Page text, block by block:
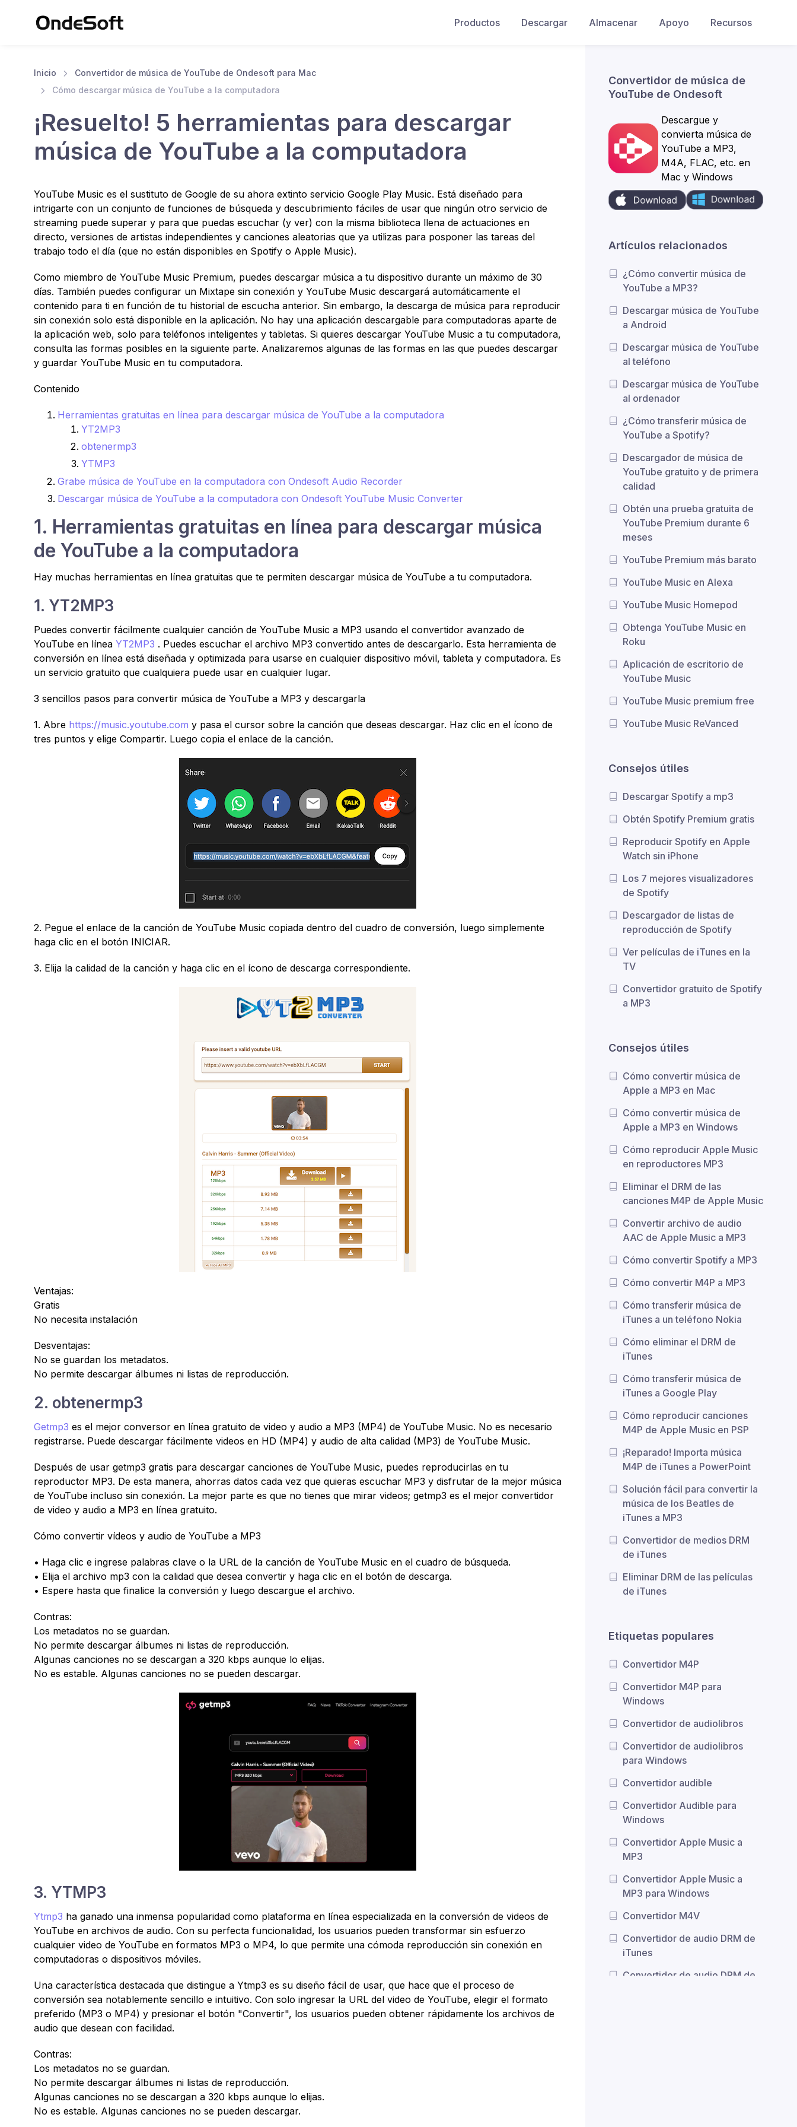
Productos Descargar Almacenar Apoyo Recursos
Inicio
Convertidor de música de YouTube de Ondesoft para Mac
Cómo descargar música de YouTube a la computadora
¡Resuelto! 5 herramientas para descargar
música de YouTube a la computadora
YouTube Music es el sustituto de Google de su ahora extinto servicio Google Play Music. Está diseñado para
intrigarte con un conjunto de funciones de búsqueda y descubrimiento fáciles de usar que ningún otro servicio de
streaming puede superar y para que puedas escuchar (y ver) con la misma biblioteca llena de actuaciones en
directo, versiones de artistas independientes y canciones aleatorias que ya utilizas para posponer las tareas del
trabajo todo el día (que no están disponibles en Spotify o Apple Music).
Como miembro de YouTube Music Premium, puedes descargar música a tu dispositivo durante un máximo de 30
días. También puedes configurar un Mixtape sin conexión y YouTube Music descargará automáticamente el
contenido para ti en función de tu historial de escucha anterior. Sin embargo, la descarga de música para reproducir
sin conexión solo está disponible en la aplicación. No hay una aplicación descargable para computadoras aparte de
la aplicación web, solo para teléfonos inteligentes y tabletas. Si quieres descargar YouTube Music a tu computadora,
consulta las formas posibles en la siguiente parte. Analizaremos algunas de las formas en las que puedes descargar
y guardar YouTube Music en tu computadora.
Contenido
Herramientas gratuitas en línea para descargar música de YouTube a la computadora
YT2MP3
obtenermp3
YTMP3
Grabe música de YouTube en la computadora con Ondesoft Audio Recorder
Descargar música de YouTube a la computadora con Ondesoft YouTube Music Converter
1. Herramientas gratuitas en línea para descargar música
de YouTube a la computadora
Hay muchas herramientas en línea gratuitas que te permiten descargar música de YouTube a tu computadora.
1. YT2MP3
Puedes convertir fácilmente cualquier canción de YouTube Music a MP3 usando el convertidor avanzado de
YouTube en línea YT2MP3 . Puedes escuchar el archivo MP3 convertido antes de descargarlo. Esta herramienta de
conversión en línea está diseñada y optimizada para usarse en cualquier dispositivo móvil, tableta y computadora. Es
un servicio gratuito que cualquiera puede usar en cualquier lugar.
3 sencillos pasos para convertir música de YouTube a MP3 y descargarla
1. Abre https://music.youtube.com y pasa el cursor sobre la canción que deseas descargar. Haz clic en el ícono de
tres puntos y elige Compartir. Luego copia el enlace de la canción.
2. Pegue el enlace de la canción de YouTube Music copiada dentro del cuadro de conversión, luego simplemente
haga clic en el botón INICIAR.
3. Elija la calidad de la canción y haga clic en el ícono de descarga correspondiente.
Ventajas:
Gratis
No necesita instalación
Desventajas:
No se guardan los metadatos.
No permite descargar álbumes ni listas de reproducción.
2. obtenermp3
Getmp3 es el mejor conversor en línea gratuito de video y audio a MP3 (MP4) de YouTube Music. No es necesario
registrarse. Puede descargar fácilmente videos en HD (MP4) y audio de alta calidad (MP3) de YouTube Music.
Después de usar getmp3 gratis para descargar canciones de YouTube Music, puedes reproducirlas en tu
reproductor MP3. De esta manera, ahorras datos cada vez que quieras escuchar MP3 y disfrutar de la mejor música
de YouTube incluso sin conexión. La mejor parte es que no tienes que mirar videos; getmp3 es el mejor convertidor
de video y audio a MP3 en línea gratuito.
Cómo convertir vídeos y audio de YouTube a MP3
• Haga clic e ingrese palabras clave o la URL de la canción de YouTube Music en el cuadro de búsqueda.
• Elija el archivo mp3 con la calidad que desea convertir y haga clic en el botón de descarga.
• Espere hasta que finalice la conversión y luego descargue el archivo.
Contras:
Los metadatos no se guardan.
No permite descargar álbumes ni listas de reproducción.
Algunas canciones no se descargan a 320 kbps aunque lo elijas.
No es estable. Algunas canciones no se pueden descargar.
3. YTMP3
Ytmp3 ha ganado una inmensa popularidad como plataforma en línea especializada en la conversión de videos de
YouTube en archivos de audio. Con su perfecta funcionalidad, los usuarios pueden transformar sin esfuerzo
cualquier video de YouTube en formatos MP3 o MP4, lo que permite una cómoda reproducción sin conexión en
computadoras o dispositivos móviles.
Una característica destacada que distingue a Ytmp3 es su diseño fácil de usar, que hace que el proceso de
conversión sea notablemente sencillo e intuitivo. Con solo ingresar la URL del video de YouTube, elegir el formato
preferido (MP3 o MP4) y presionar el botón "Convertir", los usuarios pueden obtener rápidamente los archivos de
audio que desean con facilidad.
Contras:
Los metadatos no se guardan.
No permite descargar álbumes ni listas de reproducción.
Algunas canciones no se descargan a 320 kbps aunque lo elijas.
No es estable. Algunas canciones no se pueden descargar.
Convertidor de música de
YouTube de Ondesoft
Descargue y
convierta música de
YouTube a MP3,
M4A, FLAC, etc. en
Mac y Windows
Artículos relacionados
¿Cómo convertir música de
YouTube a MP3?
Descargar música de YouTube
a Android
Descargar música de YouTube
al teléfono
Descargar música de YouTube
al ordenador
¿Cómo transferir música de
YouTube a Spotify?
Descargador de música de
YouTube gratuito y de primera
calidad
Obtén una prueba gratuita de
YouTube Premium durante 6
meses
YouTube Premium más barato
YouTube Music en Alexa
YouTube Music Homepod
Obtenga YouTube Music en
Roku
Aplicación de escritorio de
YouTube Music
YouTube Music premium free
YouTube Music ReVanced
Consejos útiles
Descargar Spotify a mp3
Obtén Spotify Premium gratis
Reproducir Spotify en Apple
Watch sin iPhone
Los 7 mejores visualizadores
de Spotify
Descargador de listas de
reproducción de Spotify
Ver películas de iTunes en la
TV
Convertidor gratuito de Spotify
a MP3
Consejos útiles
Cómo convertir música de
Apple a MP3 en Mac
Cómo convertir música de
Apple a MP3 en Windows
Cómo reproducir Apple Music
en reproductores MP3
Eliminar el DRM de las
canciones M4P de Apple Music
Convertir archivo de audio
AAC de Apple Music a MP3
Cómo convertir Spotify a MP3
Cómo convertir M4P a MP3
Cómo transferir música de
iTunes a un teléfono Nokia
Cómo eliminar el DRM de
iTunes
Cómo transferir música de
iTunes a Google Play
Cómo reproducir canciones
M4P de Apple Music en PSP
¡Reparado! Importa música
M4P de iTunes a PowerPoint
Solución fácil para convertir la
música de los Beatles de
iTunes a MP3
Convertidor de medios DRM
de iTunes
Eliminar DRM de las películas
de iTunes
Etiquetas populares
Convertidor M4P
Convertidor M4P para
Windows
Convertidor de audiolibros
Convertidor de audiolibros
para Windows
Convertidor audible
Convertidor Audible para
Windows
Convertidor Apple Music a
MP3
Convertidor Apple Music a
MP3 para Windows
Convertidor M4V
Convertidor de audio DRM de
iTunes
Convertidor de audio DRM de